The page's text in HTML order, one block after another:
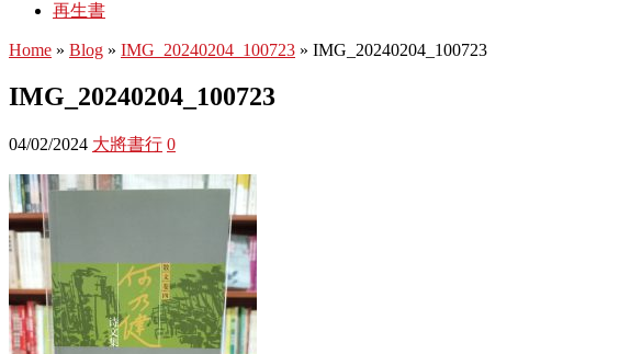
再生書
Home » Blog » IMG_20240204_100723 » IMG_20240204_100723
IMG_20240204_100723
04/02/2024 大將書行 0